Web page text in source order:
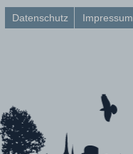
Datenschutz Impressum